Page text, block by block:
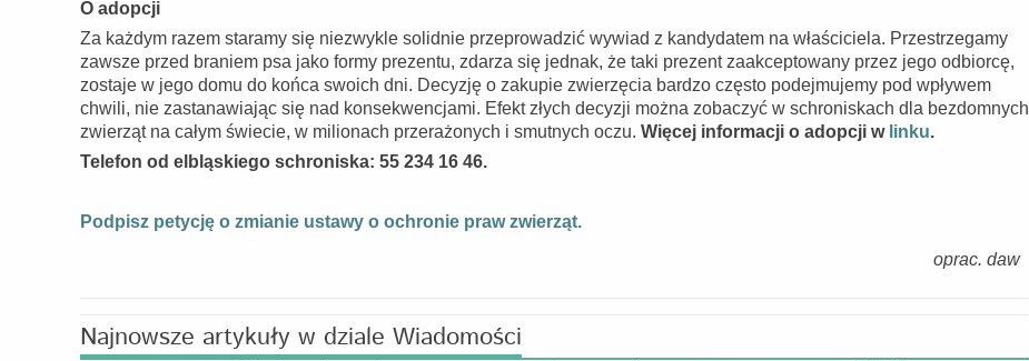
O adopcji
Za każdym razem staramy się niezwykle solidnie przeprowadzić wywiad z kandydatem na właściciela. Przestrzegamy
zawsze przed braniem psa jako formy prezentu, zdarza się jednak, że taki prezent zaakceptowany przez jego odbiorcę,
zostaje w jego domu do końca swoich dni. Decyzję o zakupie zwierzęcia bardzo często podejmujemy pod wpływem
chwili, nie zastanawiając się nad konsekwencjami. Efekt złych decyzji można zobaczyć w schroniskach dla bezdomnych
zwierząt na całym świecie, w milionach przerażonych i smutnych oczu. Więcej informacji o adopcji w linku.
Telefon od elbląskiego schroniska: 55 234 16 46.
Podpisz petycję o zmianie ustawy o ochronie praw zwierząt.
oprac. daw
Najnowsze artykuły w dziale Wiadomości